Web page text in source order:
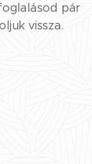
pár
vissza.